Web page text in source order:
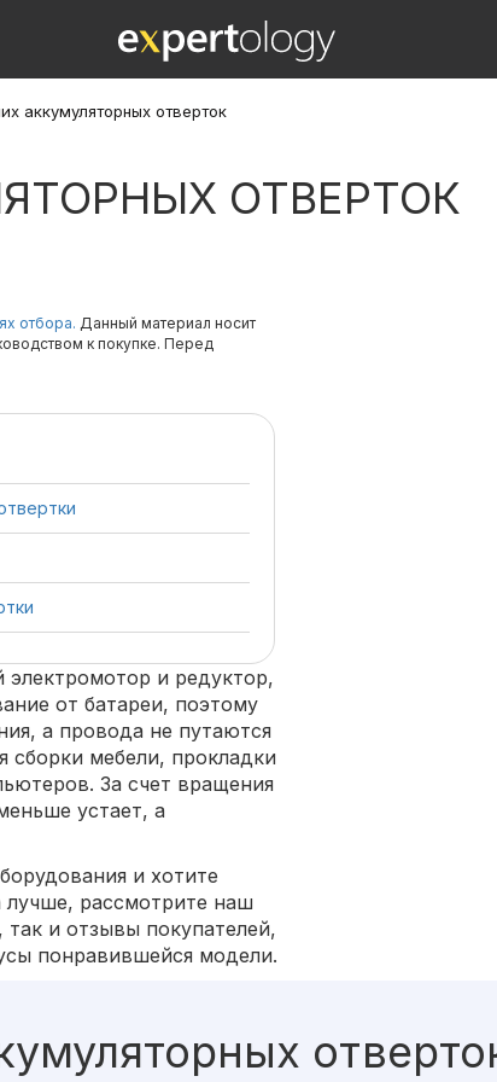
аккумуляторных отверток
ОТВЕРТОК
отбора. Данный материал носит
к покупке. Перед
и редуктор,
от батареи, поэтому
а провода не путаются
сборки мебели, прокладки
За счет вращения
устает, а
и хотите
лучше, рассмотрите наш
и отзывы покупателей,
понравившейся модели.